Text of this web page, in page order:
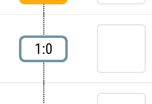
1:0